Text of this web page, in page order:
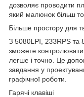
дозволяє проводити
який малюнок більш
Більше простору для
З 5080LPI, 233RPS та
зможете контролювати
легше і точно. Це
завдання у
графічної роботи.
Гарячі клавіші